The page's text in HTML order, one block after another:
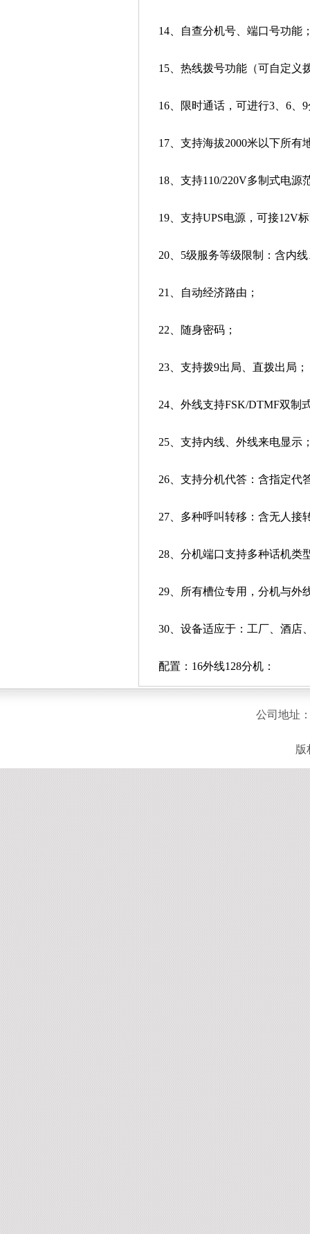
14、自查分机号、端口号功能
15、热线拨号功能（可自定义
16、限时通话，可进行3、6、
17、支持海拔2000米以下所有
18、支持110/220V多制式电源
19、支持UPS电源，可接12V
20、5级服务等级限制：含内
21、自动经济路由；
22、随身密码；
23、支持拨9出局、直拨出局；
24、外线支持FSK/DTMF双制
25、支持内线、外线来电显示
26、支持分机代答：含指定代
27、多种呼叫转移：含无人接
28、分机端口支持多种话机类
29、所有槽位专用，分机与外
30、设备适应于：工厂、酒店
配置：16外线128分机：
公司地址
版